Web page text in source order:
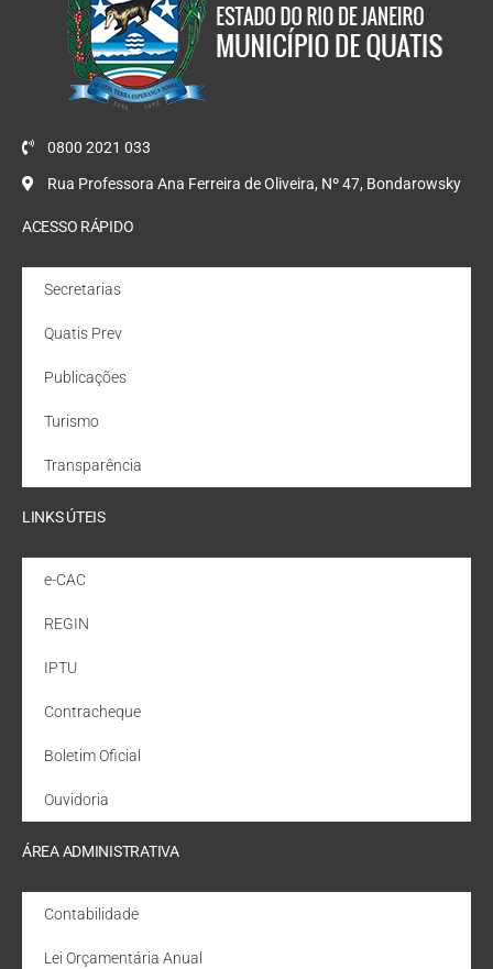
0800 2021 033
Rua Professora Ana Ferreira de Oliveira, Nº 47, Bondarowsky
ACESSO RÁPIDO
Secretarias
Quatis Prev
Publicações
Turismo
Transparência
LINKS ÚTEIS
e-CAC
REGIN
IPTU
Contracheque
Boletim Oficial
Ouvidoria
ÁREA ADMINISTRATIVA
Contabilidade
Lei Orçamentária Anual